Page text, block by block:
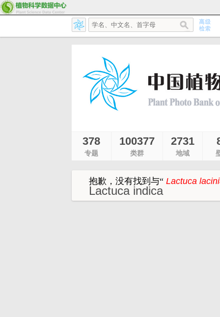
378
专题
100377
类群
2731
地域
抱歉，没有找到与“Lactuca
Lactuca indica